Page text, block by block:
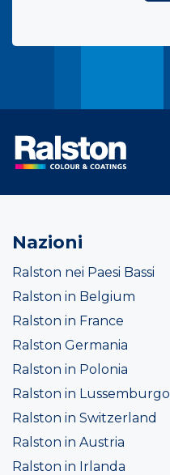
Nazioni
Ralston nei Paesi Bassi
Ralston in Belgium
Ralston in France
Ralston Germania
Ralston in Polonia
Ralston in Lussemburgo
Ralston in Switzerland
Ralston in Austria
Ralston in Irlanda